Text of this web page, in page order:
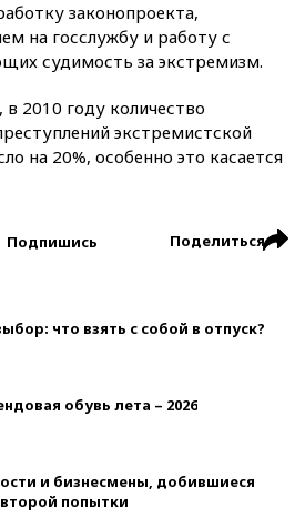
законопроекта,
на госслужбу и работу с
судимость за экстремизм.
2010 году количество
экстремистской
на 20%, особенно это касается
Подпишись Поделиться
что взять с собой в отпуск?
обувь лета – 2026
и бизнесмены, добившиеся
второй попытки